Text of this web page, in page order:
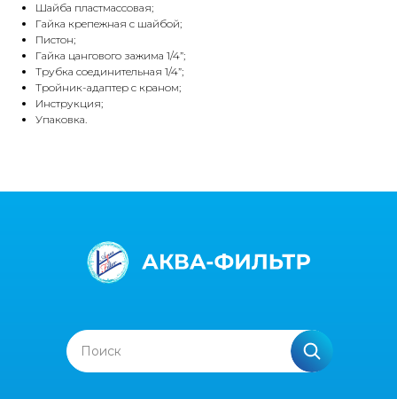
Шайба пластмассовая;
Гайка крепежная с шайбой;
Пистон;
Гайка цангового зажима 1/4”;
Трубка соединительная 1/4”;
Тройник-адаптер с краном;
Инструкция;
Упаковка.
Поиск